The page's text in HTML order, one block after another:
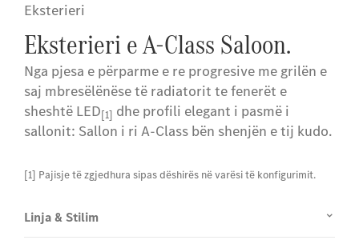
Eksterieri
Eksterieri e A-Class Saloon.
Nga pjesa e përparme e re progresive me grilën e
saj mbresëlënëse të radiatorit te fenerët e
sheshtë LED[1] dhe profili elegant i pasmë i
sallonit: Sallon i ri A-Class bën shenjën e tij kudo.
[1] Pajisje të zgjedhura sipas dëshirës në varësi të konfigurimit.
Linja & Stilim